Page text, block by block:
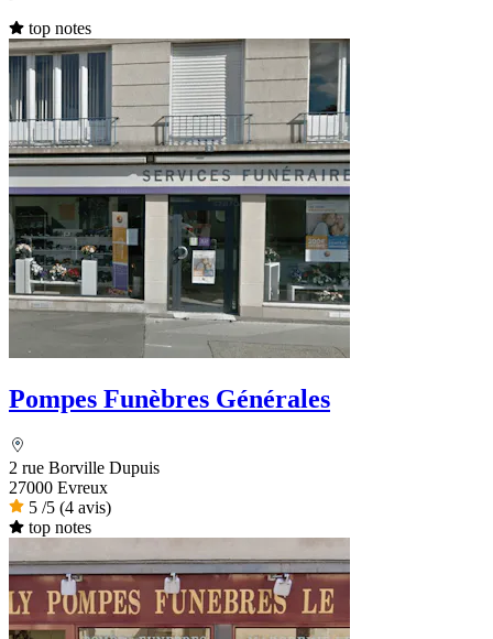
top notes
Pompes Funèbres Générales
2 rue Borville Dupuis
27000 Evreux
5 /5 (4 avis)
top notes